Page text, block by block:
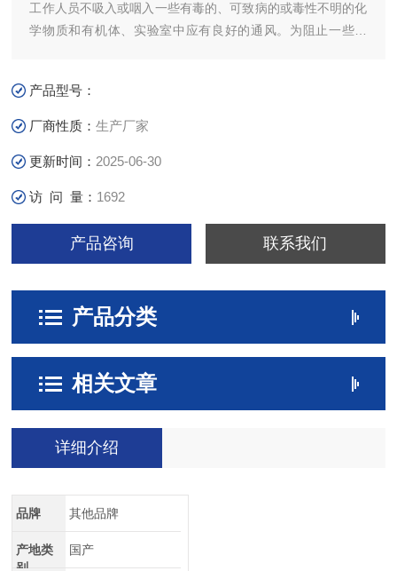
工作人员不吸入或咽入一些有毒的、可致病的或毒性不明的化
学物质和有机体、实验室中应有良好的通风。为阻止一些蒸
产品型号：
厂商性质：生产厂家
更新时间： 2025-06-30
访 问 量： 1692
产品咨询 联系我们
产品分类
相关文章
详细介绍
品牌 其他品牌
产地类
别
国产